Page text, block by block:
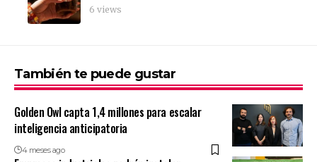
6 views
También te puede gustar
Golden Owl capta 1,4 millones para escalar
inteligencia anticipatoria
4 meses ago